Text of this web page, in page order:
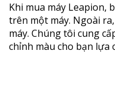
Khi mua máy Leapion,
trên một máy. Ngoài
máy. Chúng tôi cung
chỉnh màu cho bạn lựa